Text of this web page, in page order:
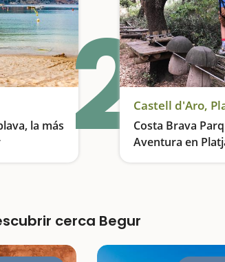
la más
Es un cala poco profunda, aguas transparentes, arena limpia y un paisaje espectacular 2Costa Brava
Aventura en
cerca Begur